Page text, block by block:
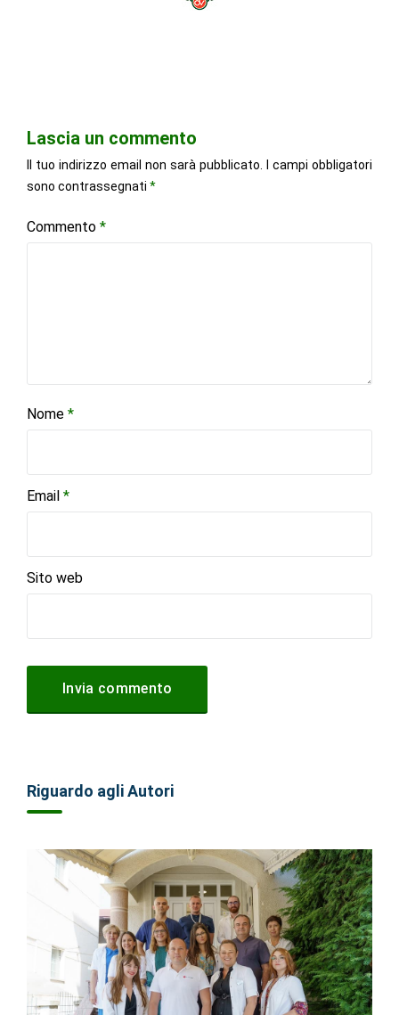
Lascia un commento
Il tuo indirizzo email non sarà pubblicato. I campi obbligatori
sono contrassegnati *
Commento *
Nome *
Email *
Sito web
Riguardo agli Autori